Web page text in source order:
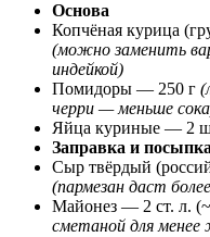
Основа
Копчёная курица
(можно заменить
индейкой)
Помидоры — 250 г
черри — меньше
Яйца куриные — 2
Заправка и посыпка
Сыр твёрдый
(пармезан даст
Майонез — 2 ст. л.
сметаной для